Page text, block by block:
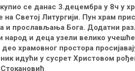
се данас 3.децембра у 8ч у
на Светој Литургији. Пун храм
и прослављања Бога. Додатни
народ и деца узели велико
храмовног простора
идући у сусрет Христовом